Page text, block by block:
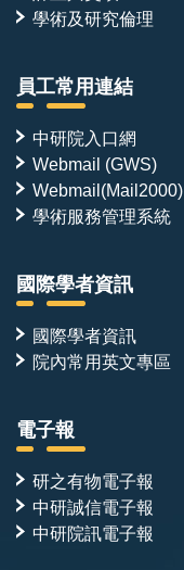
學術及研究倫理
員工常用連結
中研院入口網
Webmail (GWS)
Webmail(Mail2000)
學術服務管理系統
國際學者資訊
國際學者資訊
院內常用英文專區
電子報
研之有物電子報
中研誠信電子報
中研院訊電子報